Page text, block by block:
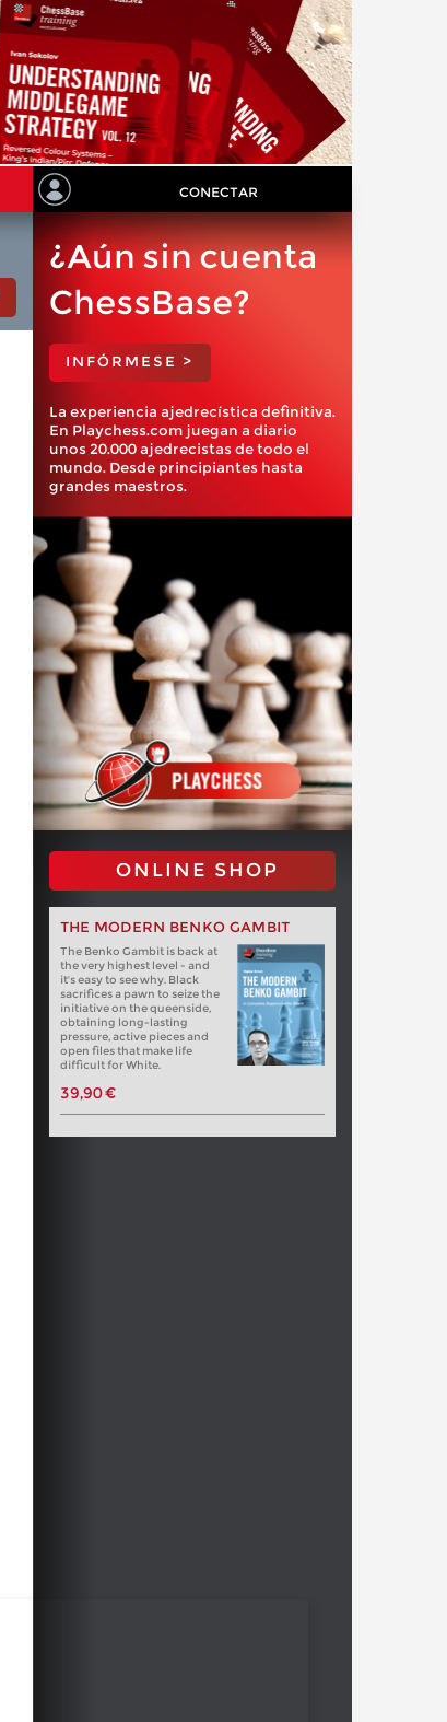
CONECTAR
¿Aún sin cuenta
ChessBase?
INFÓRMESE >
La experiencia ajedrecística definitiva.
En Playchess.com juegan a diario
unos 20.000 ajedrecistas de todo el
mundo. Desde principiantes hasta
grandes maestros.
ONLINE SHOP
THE MODERN BENKO GAMBIT
The Benko Gambit is back at
the very highest level - and
it's easy to see why. Black
sacrifices a pawn to seize the
initiative on the queenside,
obtaining long-lasting
pressure, active pieces and
open files that make life
difficult for White.
39,90 €